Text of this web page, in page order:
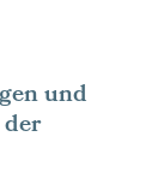
und